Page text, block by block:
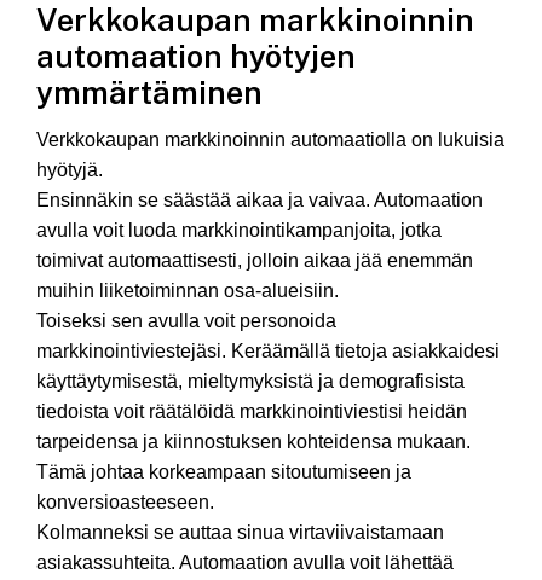
Verkkokaupan markkinoinnin
automaation hyötyjen
ymmärtäminen
Verkkokaupan markkinoinnin automaatiolla on lukuisia
hyötyjä.
Ensinnäkin se säästää aikaa ja vaivaa. Automaation
avulla voit luoda markkinointikampanjoita, jotka
toimivat automaattisesti, jolloin aikaa jää enemmän
muihin liiketoiminnan osa-alueisiin.
Toiseksi sen avulla voit personoida
markkinointiviestejäsi. Keräämällä tietoja asiakkaidesi
käyttäytymisestä, mieltymyksistä ja demografisista
tiedoista voit räätälöidä markkinointiviestisi heidän
tarpeidensa ja kiinnostuksen kohteidensa mukaan.
Tämä johtaa korkeampaan sitoutumiseen ja
konversioasteeseen.
Kolmanneksi se auttaa sinua virtaviivaistamaan
asiakassuhteita. Automaation avulla voit lähettää